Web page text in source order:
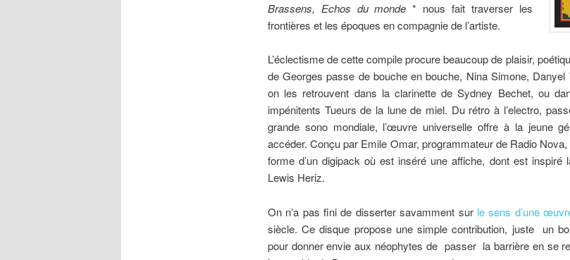
Brassens, Echos du monde * nous fait traverser les
frontières et les époques en compagnie de l’artiste.
L’éclectisme de cette compile procure beaucoup de plaisir,
de Georges passe de bouche en bouche, Nina Simone,
on les retrouvent dans la clarinette de Sydney Bechet, ou
impénitents Tueurs de la lune de miel. Du rétro à l’electro,
grande sono mondiale, l’œuvre universelle offre à la jeune
accéder. Conçu par Emile Omar, programmateur de Radio
forme d’un digipack où est inséré une affiche, dont est inspiré
Lewis Heriz.
On n’a pas fini de disserter savamment sur le sens d’une
siècle. Ce disque propose une simple contribution, juste un
pour donner envie aux néophytes de passer la barrière en se